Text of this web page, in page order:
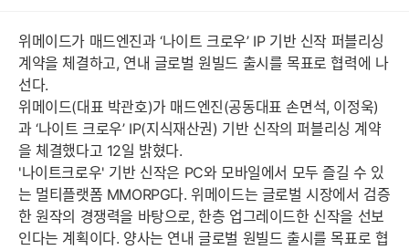
위메이드가 매드엔진과 ‘나이트 크로우’ IP 기반 신작 퍼블리싱
계약을 체결하고, 연내 글로벌 원빌드 출시를 목표로 협력에 나
선다.
위메이드(대표 박관호)가 매드엔진(공동대표 손면석, 이정욱)
과 ‘나이트 크로우’ IP(지식재산권) 기반 신작의 퍼블리싱 계약
을 체결했다고 12일 밝혔다.
'나이트크로우' 기반 신작은 PC와 모바일에서 모두 즐길 수 있
는 멀티플랫폼 MMORPG다. 위메이드는 글로벌 시장에서 검증
한 원작의 경쟁력을 바탕으로, 한층 업그레이드한 신작을 선보
인다는 계획이다. 양사는 연내 글로벌 원빌드 출시를 목표로 협